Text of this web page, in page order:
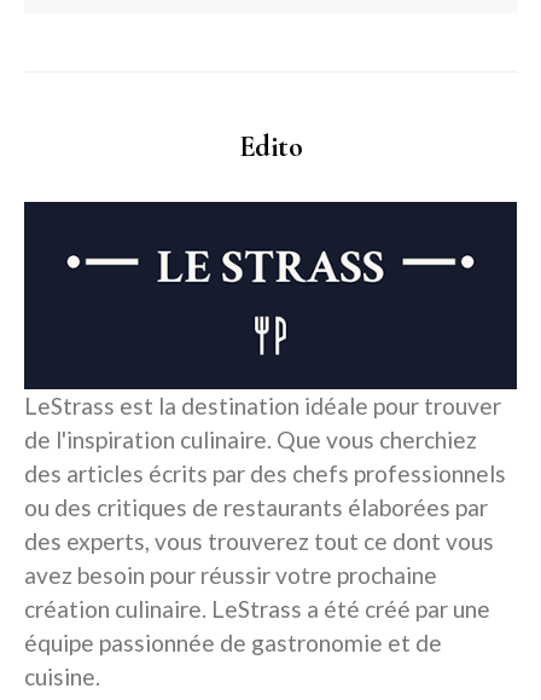
Edito
LeStrass est la destination idéale pour trouver
de l'inspiration culinaire. Que vous cherchiez
des articles écrits par des chefs professionnels
ou des critiques de restaurants élaborées par
des experts, vous trouverez tout ce dont vous
avez besoin pour réussir votre prochaine
création culinaire. LeStrass a été créé par une
équipe passionnée de gastronomie et de
cuisine.